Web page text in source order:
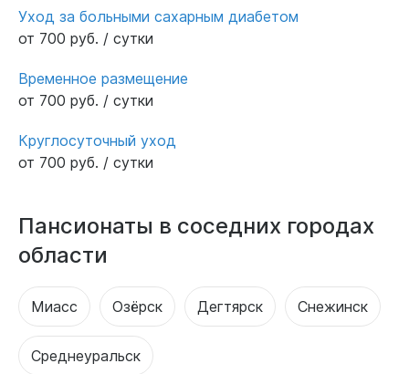
Уход за больными сахарным диабетом
от 700 руб. / сутки
Временное размещение
от 700 руб. / сутки
Круглосуточный уход
от 700 руб. / сутки
Пансионаты в соседних городах
области
Миасс Озёрск Дегтярск Снежинск
Среднеуральск